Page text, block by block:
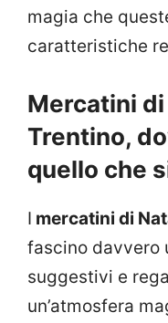
magia che
caratteristiche
Mercatini
Trentino,
quello che
I mercatini di
fascino davvero
suggestivi e
un’atmosfera